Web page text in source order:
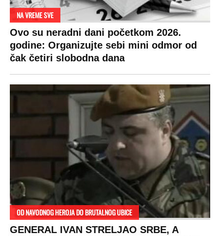
NA VREME SVE
Ovo su neradni dani početkom 2026.
godine: Organizujte sebi mini odmor od
čak četiri slobodna dana
OD NAVODNOG HEROJA DO BRUTALNOG UBICE
GENERAL IVAN STRELJAO SRBE, A